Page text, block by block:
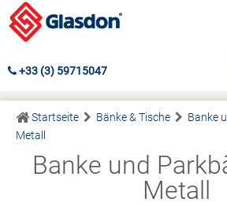
+33 (3) 59715047
Startseite Bänke & Tische
Banke
Metall
Banke und
Metall